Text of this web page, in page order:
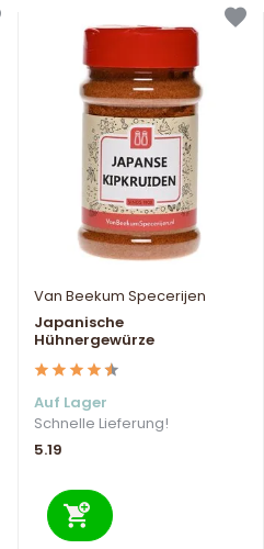
Van Beekum Specerijen
Japanische
Hühnergewürze
Auf Lager
Schnelle Lieferung!
5.19